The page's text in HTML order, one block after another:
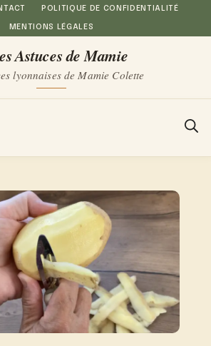
POLITIQUE DE CONFIDENTIALITÉ
MENTIONS LÉGALES
Astuces de Mamie
lyonnaises de Mamie Colette